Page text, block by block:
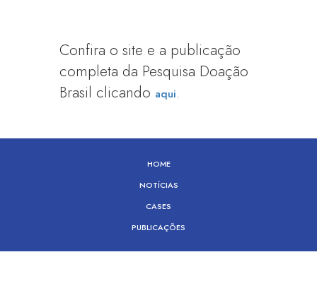
Confira o site e a publicação
completa da Pesquisa Doação
Brasil clicando aqui.
HOME
NOTÍCIAS
CASES
PUBLICAÇÕES